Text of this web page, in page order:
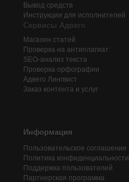
Вывод средств
Инструкции для исполнителей
Сервисы Адвего
Магазин статей
Проверка на антиплагиат
SEO-анализ текста
Проверка орфографии
Адвего Лингвист
Заказ контента и услуг
Информация
Пользовательское соглашение
Политика конфиденциальности
Поддержка пользователей
Партнерская программа